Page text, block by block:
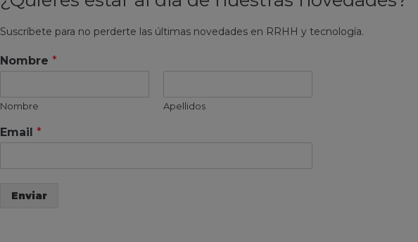
Suscríbete para no perderte las últimas novedades en RRHH y tecnología.
Nombre *
Nombre Apellidos
Email *
Enviar